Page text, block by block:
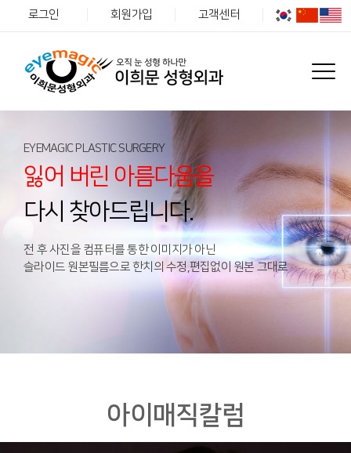
로그인 회원가입 고객센터
EYEMAGIC PLASTIC SURGERY
잃어 버린 아름다움을
다시 찾아드립니다.
전 후 사진을 컴퓨터를 통한 이미지가 아닌
슬라이드 원본필름으로 한치의 수정,편집없이 원본 그대로
아이매직칼럼